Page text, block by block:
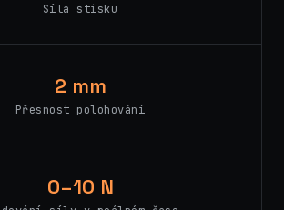
Síla stisku
2 mm
Přesnost polohování
0–10 N